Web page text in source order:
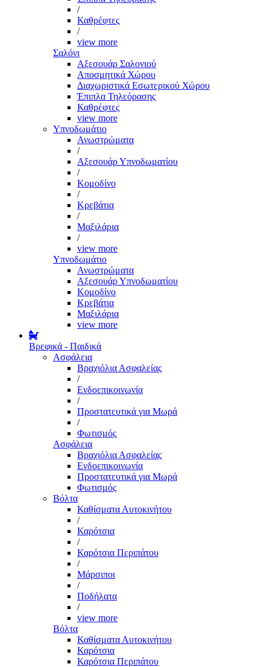
/
Καθρέφτες
/
view more
Σαλόνι
Αξεσουάρ Σαλονιού
Αποσμητικά Χώρου
Διαχωριστικά Εσωτερικού Χώρου
Έπιπλα Τηλεόρασης
Καθρέφτες
view more
Υπνοδωμάτιο
Ανωστρώματα
/
Αξεσουάρ Υπνοδωματίου
/
Κομοδίνο
/
Κρεβάτια
/
Μαξιλάρια
/
view more
Υπνοδωμάτιο
Ανωστρώματα
Αξεσουάρ Υπνοδωματίου
Κομοδίνο
Κρεβάτια
Μαξιλάρια
view more
Βρεφικά - Παιδικά
Ασφάλεια
Βραχιόλια Ασφαλείας
/
Ενδοεπικοινωνία
/
Προστατευτικά για Μωρά
/
Φωτισμός
Ασφάλεια
Βραχιόλια Ασφαλείας
Ενδοεπικοινωνία
Προστατευτικά για Μωρά
Φωτισμός
Βόλτα
Καθίσματα Αυτοκινήτου
/
Καρότσια
/
Καρότσια Περιπάτου
/
Μάρσιποι
/
Ποδήλατα
/
view more
Βόλτα
Καθίσματα Αυτοκινήτου
Καρότσια
Καρότσια Περιπάτου